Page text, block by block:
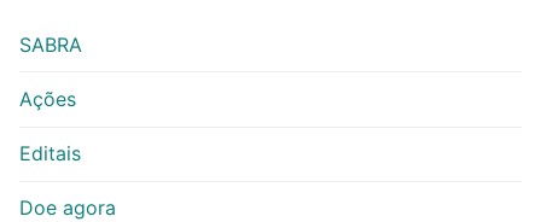
SABRA
Ações
Editais
Doe agora